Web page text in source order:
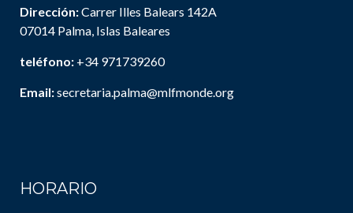
Dirección:Carrer Illes Balears 142A
07014 Palma, Islas Baleares
teléfono: +34 971739260
Email:secretaria.palma@mlfmonde.org
HORARIO